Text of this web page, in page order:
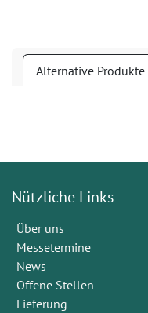
Alternative Produkte
Nützliche Links
Über uns
Messetermine
News
Offene Stellen
Lieferung